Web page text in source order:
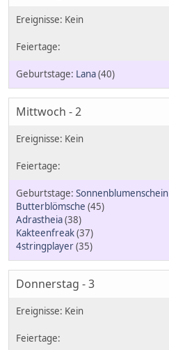
Lana(40)
Mittwoch - 2
Sonnenblumenschein
Butterblömsche (45)
Adrastheia(38)
Kakteenfreak(37)
4stringplayer(35)
Donnerstag - 3